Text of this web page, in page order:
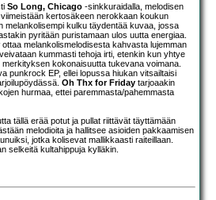
So Long, Chicago -sinkkuraidalla, melodisen
kertosäkeen nerokkaan koukun
melankolisempi kulku täydentää kuvaa, jossa
pyritään puristamaan ulos uutta energiaa.
ottaa melankolismelodisesta kahvasta lujemman
kummasti tehoja irti, etenkin kun yhtye
kokonaisuutta tukevana voimana.
punkrock EP, ellei lopussa hiukan vitsailtaisi
Oh Thx for Friday tarjoaakin
hurmaa, ettei paremmasta/pahemmasta
tällä erää potut ja pullat riittävät täyttämään
melodioita ja hallitsee asioiden pakkaamisen
jotka kolisevat mallikkaasti raiteillaan.
selkeitä kultahippuja kylläkin.